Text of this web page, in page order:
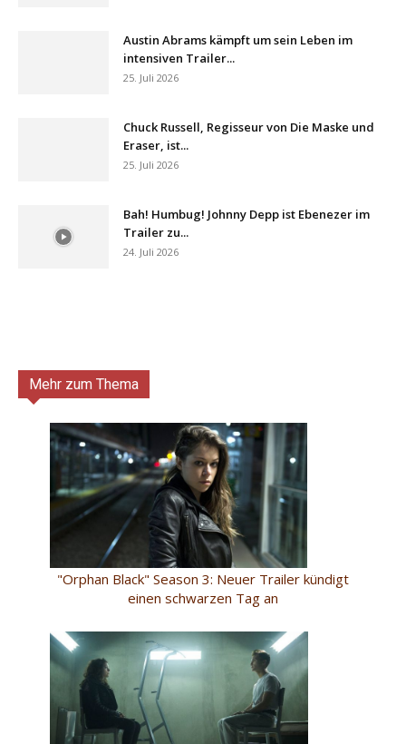
Austin Abrams kämpft um sein Leben im
intensiven Trailer...
25. Juli 2026
Chuck Russell, Regisseur von Die Maske und
Eraser, ist...
25. Juli 2026
Bah! Humbug! Johnny Depp ist Ebenezer im
Trailer zu...
24. Juli 2026
Mehr zum Thema
"Orphan Black" Season 3: Neuer Trailer kündigt
einen schwarzen Tag an